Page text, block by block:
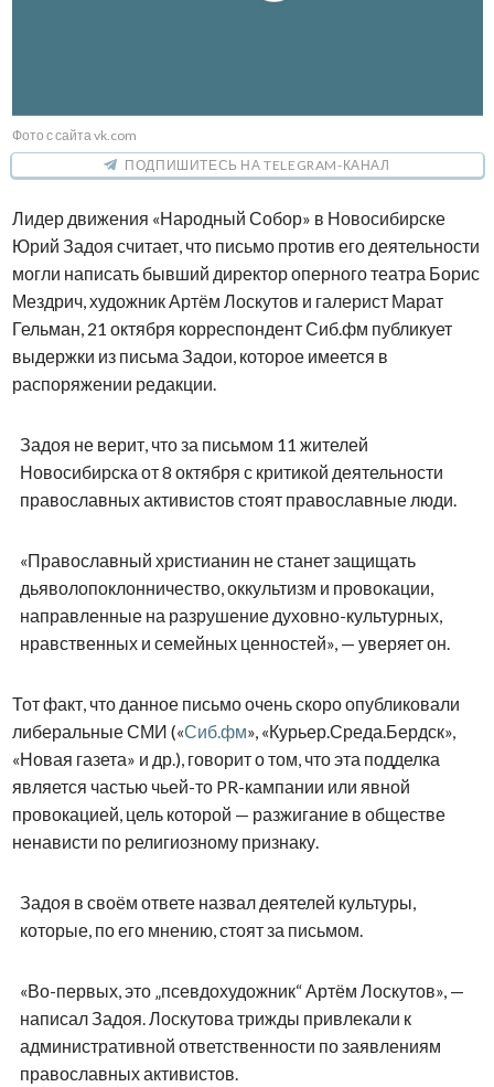
Фото с сайта vk.com
ПОДПИШИТЕСЬ НА TELEGRAM-КАНАЛ
Лидер движения «Народный Собор» в Новосибирске
Юрий Задоя считает, что письмо против его деятельности
могли написать бывший директор оперного театра Борис
Мездрич, художник Артём Лоскутов и галерист Марат
Гельман, 21 октября корреспондент Сиб.фм публикует
выдержки из письма Задои, которое имеется в
распоряжении редакции.
Задоя не верит, что за письмом 11 жителей
Новосибирска от 8 октября с критикой деятельности
православных активистов стоят православные люди.
«Православный христианин не станет защищать
дьяволопоклонничество, оккультизм и провокации,
направленные на разрушение духовно-культурных,
нравственных и семейных ценностей», — уверяет он.
Тот факт, что данное письмо очень скоро опубликовали
либеральные СМИ («Сиб.фм», «Курьер.Среда.Бердск»,
«Новая газета» и др.), говорит о том, что эта подделка
является частью чьей-то PR-кампании или явной
провокацией, цель которой — разжигание в обществе
ненависти по религиозному признаку.
Задоя в своём ответе назвал деятелей культуры,
которые, по его мнению, стоят за письмом.
«Во-первых, это „псевдохудожник“ Артём Лоскутов», —
написал Задоя. Лоскутова трижды привлекали к
административной ответственности по заявлениям
православных активистов.